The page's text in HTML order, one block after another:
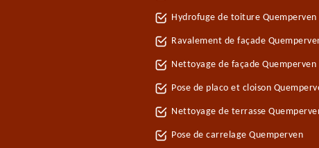
Hydrofuge de toiture Quemperven
Ravalement de façade
Nettoyage de façade Quemperven
Pose de placo et cloison
Nettoyage de terrasse
Pose de carrelage Quemperven